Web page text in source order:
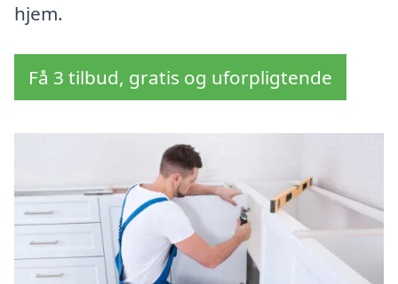
hjem.
Få 3 tilbud, gratis og uforpligtende